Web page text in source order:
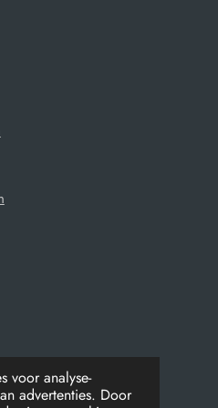
voor analyse-
advertenties. Door